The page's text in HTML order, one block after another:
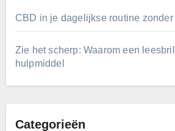
CBD in je dagelijkse routine
Zie het scherp: Waarom een
hulpmiddel
Categorieën